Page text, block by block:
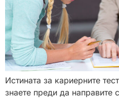
Истината за кариерните
знаете преди да направите